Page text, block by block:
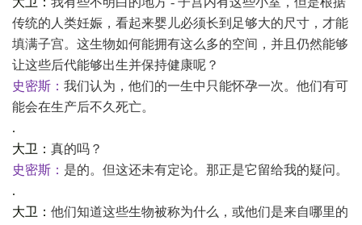
传统的人类妊娠，看起来婴儿必须长到足够大的尺寸，才能
填满子宫。这生物如何能拥有这么多的空间，并且仍然能够
让这些后代能够出生并保持健康呢？
史密斯： 我们认为，他们的一生中只能怀孕一次。他们有可
能会在生产后不久死亡。
.
大卫： 真的吗？
史密斯： 是的。但这还未有定论。那正是它留给我的疑问。
.
大卫： 他们知道这些生物被称为什么，或他们是来自哪里的